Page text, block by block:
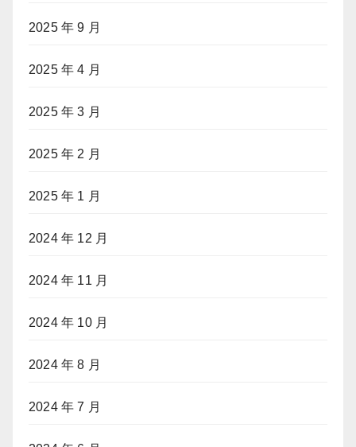
2025 年 9 月
2025 年 4 月
2025 年 3 月
2025 年 2 月
2025 年 1 月
2024 年 12 月
2024 年 11 月
2024 年 10 月
2024 年 8 月
2024 年 7 月